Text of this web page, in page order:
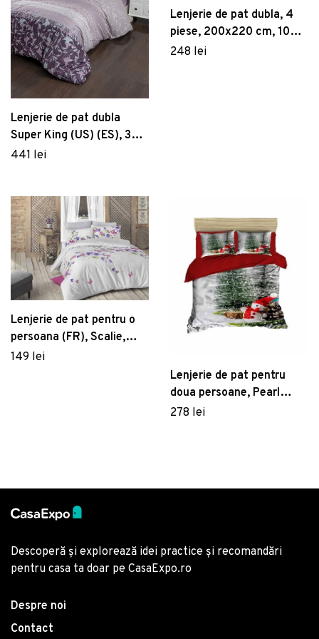
Lenjerie de pat dubla
Super King (US) (ES), 3
piese, Ivy - Lilac, Victoria,
441 lei
Lenjerie de pat dubla, 4
piese, 200x220 cm, 100%
bumbac poplin, Hobby,
248 lei
Lenjerie de pat pentru o
persoana (FR), Scalie,
Victoria, Bumbac
149 lei
Lenjerie de pat pentru
doua persoane, Pearl
Home, 424, print 3D,
278 lei
Descoperă și explorează idei practice și recomandări
pentru casa ta doar pe CasaExpo.ro
Despre noi
Contact